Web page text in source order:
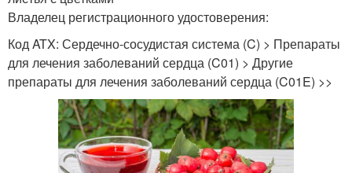
Владелец регистрационного удостоверения:
Код ATX: Сердечно-сосудистая система (C) > Препараты
для лечения заболеваний сердца (C01) > Другие
препараты для лечения заболеваний сердца (C01E) >>